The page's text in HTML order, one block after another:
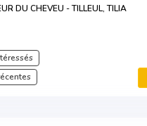
DU CHEVEU - TILLEUL, TILIA